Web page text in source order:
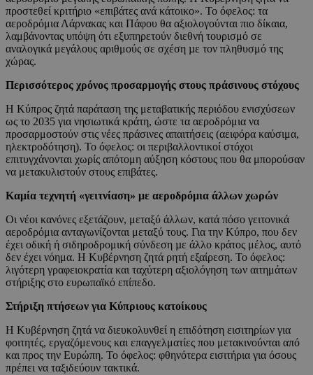
προστεθεί κριτήριο «επιβάτες ανά κάτοικο». Το όφελος: τα
αεροδρόμια Λάρνακας και Πάφου θα αξιολογούνται πιο δίκαια,
λαμβάνοντας υπόψη ότι εξυπηρετούν διεθνή τουρισμό σε
αναλογικά μεγάλους αριθμούς σε σχέση µε τον πληθυσμό της
χώρας.
Περισσότερος χρόνος προσαρμογής στους πράσινους στόχους
Η Κύπρος ζητά παράταση της μεταβατικής περιόδου ενισχύσεων
ως το 2035 για νησιωτικά κράτη, ώστε τα αεροδρόμια να
προσαρμοστούν στις νέες πράσινες απαιτήσεις (αειφόρα καύσιμα,
ηλεκτροδότηση). Το όφελος: οι περιβαλλοντικοί στόχοι
επιτυγχάνονται χωρίς απότομη αύξηση κόστους που θα μπορούσαν
να μετακυλιστούν στους επιβάτες.
Καμία τεχνητή «γειτνίαση» με αεροδρόμια άλλων χωρών
Οι νέοι κανόνες εξετάζουν, μεταξύ άλλων, κατά πόσο γειτονικά
αεροδρόμια ανταγωνίζονται μεταξύ τους. Για την Κύπρο, που δεν
έχει οδική ή σιδηροδρομική σύνδεση µε άλλο κράτος μέλος, αυτό
δεν έχει νόημα. Η Κυβέρνηση ζητά ρητή εξαίρεση. Το όφελος:
λιγότερη γραφειοκρατία και ταχύτερη αξιολόγηση των αιτημάτων
στήριξης στο ευρωπαϊκό επίπεδο.
Στήριξη πτήσεων για Κύπριους κατοίκους
Η Κυβέρνηση ζητά να διευκολυνθεί η επιδότηση εισιτηρίων για
φοιτητές, εργαζόμενους και επαγγελματίες που μετακινούνται από
και προς την Ευρώπη. Το όφελος: φθηνότερα εισιτήρια για όσους
πρέπει να ταξιδεύουν τακτικά.